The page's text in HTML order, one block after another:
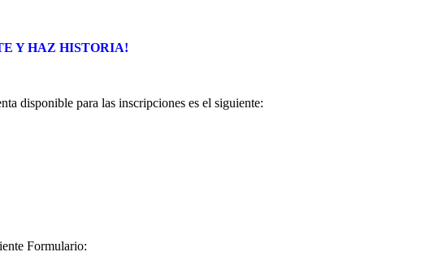
Y HAZ HISTORIA!
disponible para las inscripciones es el siguiente:
Formulario: